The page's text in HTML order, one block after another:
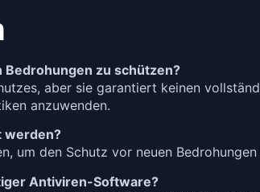
zu schützen?
aber sie garantiert keinen
anzuwenden.
werden?
den Schutz vor neuen
Antiviren-Software?